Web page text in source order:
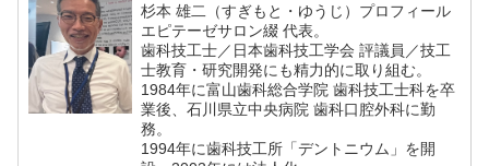
杉本 雄二（すぎもと・ゆうじ）プロフィール
エピテーゼサロン綴 代表。
歯科技工士／日本歯科技工学会 評議員／技工
士教育・研究開発にも精力的に取り組む。
1984年に富山歯科総合学院 歯科技工士科を卒
業後、石川県立中央病院 歯科口腔外科に勤
務。
1994年に歯科技工所「デントニウム」を開